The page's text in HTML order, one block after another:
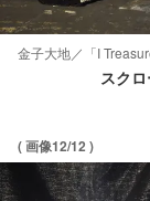
金子大地／「I
スク
( 画像12/12 )